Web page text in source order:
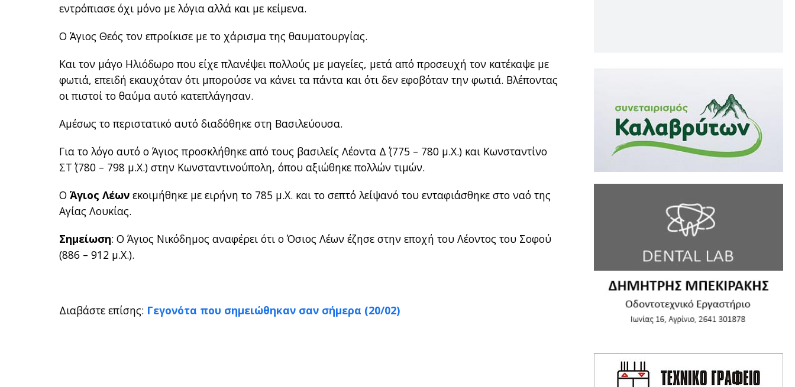
εντρόπιασε όχι μόνο με λόγια αλλά και με κείμενα.
Ο Άγιος Θεός τον επροίκισε με το χάρισμα της θαυματουργίας.
Και τον μάγο Ηλιόδωρο που είχε πλανέψει πολλούς με μαγείες, μετά από προσευχή τον κατέκαψε με
φωτιά, επειδή εκαυχόταν ότι μπορούσε να κάνει τα πάντα και ότι δεν εφοβόταν την φωτιά. Βλέποντας
οι πιστοί το θαύμα αυτό κατεπλάγησαν.
Αμέσως το περιστατικό αυτό διαδόθηκε στη Βασιλεύουσα.
Για το λόγο αυτό ο Άγιος προσκλήθηκε από τους βασιλείς Λέοντα Δ΄ (775 – 780 μ.Χ.) και Κωνσταντίνο
ΣΤ΄ (780 – 798 μ.Χ.) στην Κωνσταντινούπολη, όπου αξιώθηκε πολλών τιμών.
ΟΆγιος Λέων εκοιμήθηκε με ειρήνη το 785 μ.Χ. και το σεπτό λείψανό του ενταφιάσθηκε στο ναό της
Αγίας Λουκίας.
Σημείωση: Ο Άγιος Νικόδημος αναφέρει ότι ο Όσιος Λέων έζησε στην εποχή του Λέοντος του Σοφού
(886 – 912 μ.Χ.).
Διαβάστε επίσης: Γεγονότα που σημειώθηκαν σαν σήμερα (20/02)